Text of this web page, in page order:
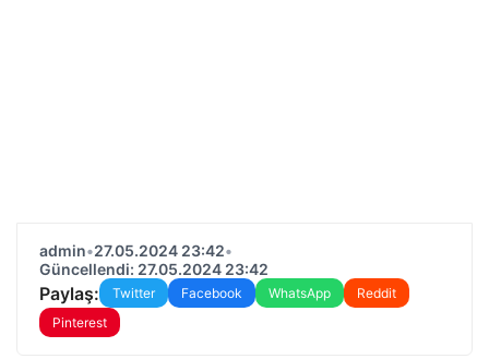
admin•27.05.2024 23:42•
Güncellendi: 27.05.2024 23:42
Paylaş: Twitter Facebook WhatsApp
Reddit
Pinterest